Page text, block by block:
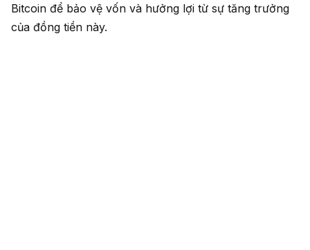
Bitcoin để bảo vệ vốn và hưởng lợi từ sự tăng trưởng
của đồng tiền này.